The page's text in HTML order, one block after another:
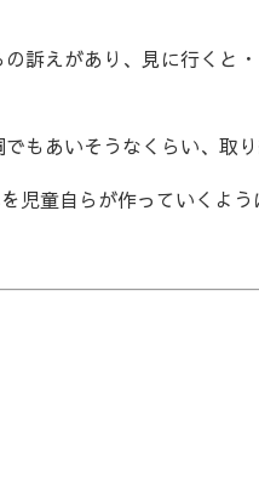
訴えがあり、見に行くと
もあいそうなくらい、取り
童自らが作っていくよう